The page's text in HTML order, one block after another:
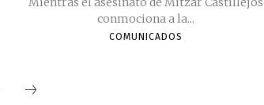
conmociona a la...
COMUNICADOS